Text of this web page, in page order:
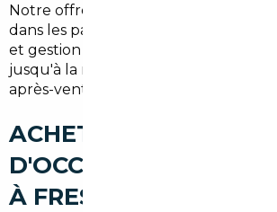
Notre offre locale couvre toute la
dans les pays ciblés, inspection,
et gestion des formalités. Vous êtes
jusqu'à la remise des clés à Fresnes,
après-vente si besoin.
ACHETER UNE
D'OCCASION AU
À FRESNES (SYNTHÈSE)